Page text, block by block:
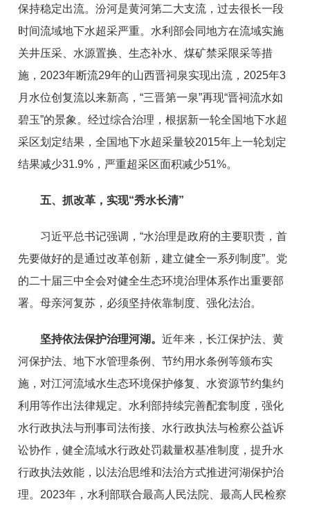
保持稳定出流。汾河是黄河第二大支流，过去很长一段
时间流域地下水超采严重。水利部会同地方在流域实施
关井压采、水源置换、生态补水、煤矿禁采限采等措
施，2023年断流29年的山西晋祠泉实现出流，2025年3
月水位创复流以来新高，“三晋第一泉”再现“晋祠流水如
碧玉”的景象。经过综合治理，根据新一轮全国地下水超
采区划定结果，全国地下水超采量较2015年上一轮划定
结果减少31.9%，严重超采区面积减少51%。
五、抓改革，实现“秀水长清”
习近平总书记强调，“水治理是政府的主要职责，首
先要做好的是通过改革创新，建立健全一系列制度”。党
的二十届三中全会对健全生态环境治理体系作出重要部
署。母亲河复苏，必须坚持依靠制度、强化法治。
坚持依法保护治理河湖。近年来，长江保护法、黄
河保护法、地下水管理条例、节约用水条例等颁布实
施，对江河流域水生态环境保护修复、水资源节约集约
利用等作出法律规定。水利部持续完善配套制度，强化
水行政执法与刑事司法衔接、水行政执法与检察公益诉
讼协作，健全流域水行政处罚裁量权基准制度，提升水
行政执法效能，以法治思维和法治方式推进河湖保护治
理。2023年，水利部联合最高人民法院、最高人民检察